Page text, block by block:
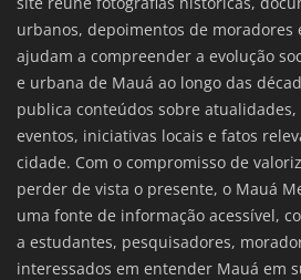
urbanos, depoimentos de moradores
ajudam a compreender a evolução
e urbana de Mauá ao longo das
publica conteúdos sobre
eventos, iniciativas locais e fatos
cidade. Com o compromisso de
perder de vista o presente, o Mauá
uma fonte de informação acessível,
a estudantes, pesquisadores,
interessados em entender Mauá em